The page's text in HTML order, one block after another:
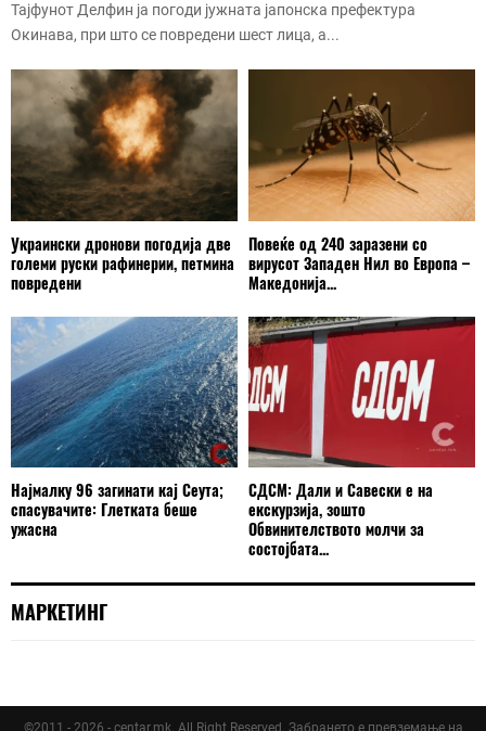
Тајфунот Делфин ја погоди јужната јапонска префектура
Окинава, при што се повредени шест лица, а...
Украински дронови погодија две
големи руски рафинерии, петмина
повредени
Повеќе од 240 заразени со
вирусот Западен Нил во Европа –
Македонија...
Најмалку 96 загинати кај Сеута;
спасувачите: Глетката беше
ужасна
СДСМ: Дали и Савески е на
екскурзија, зошто
Обвинителството молчи за
состојбата...
МАРКЕТИНГ
©2011 - 2026 - centar.mk. All Right Reserved. Забрането е превземање на